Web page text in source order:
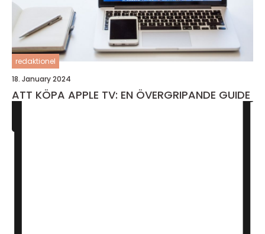
redaktionel
18. January 2024
ATT KÖPA APPLE TV: EN ÖVERGRIPANDE GUIDE